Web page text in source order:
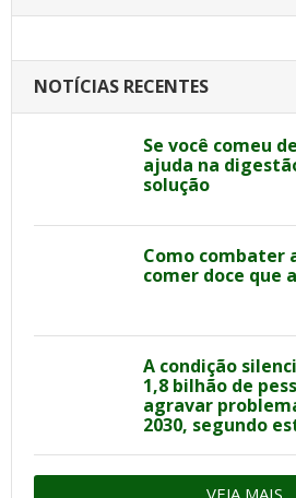
NOTÍCIAS RECENTES
Se você comeu
ajuda na
solução
Como combater
comer doce que
A condição
1,8 bilhão de
agravar
2030, segundo
VEJA MAIS